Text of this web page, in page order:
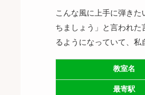
こんな風に上手に弾き
ちましょう」と言われ
るようになっていて、私
教室名
最寄駅